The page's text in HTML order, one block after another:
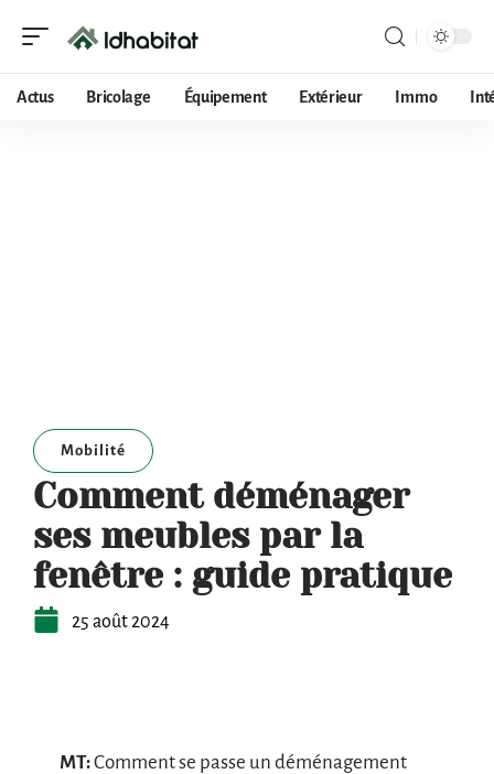
Actus Bricolage Équipement Extérieur Immo
Mobilité
Comment déménager
ses meubles par la
fenêtre : guide pratique
25 août 2024
MT:Comment se passe un déménagement